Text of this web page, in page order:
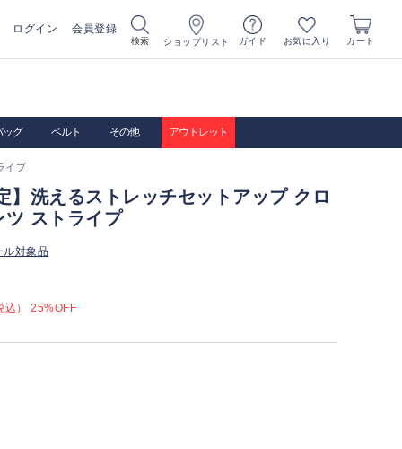
ログイン 会員登録
検索 ショップリスト ガイド お気に入り カート
ッグ ベルト その他 アウトレット
イプ
】洗えるストレッチセットアップ クロ
ツ ストライプ
ル対象品
込） 25%OFF